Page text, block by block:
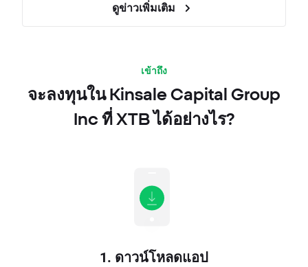
ดูข่าวเพิ่มเติม
เข้าถึง
จะลงทุนใน Kinsale Capital Group
Inc ที่ XTB ได้อย่างไร?
1. ดาวน์โหลดแอป